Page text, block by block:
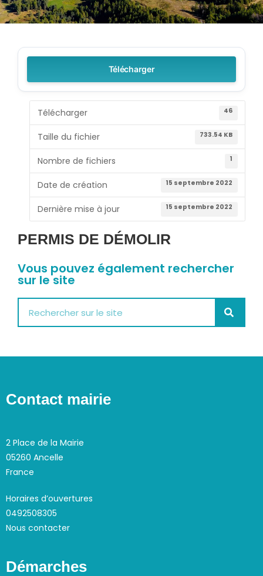
Télécharger
Télécharger 46
Taille du fichier 733.54 KB
Nombre de fichiers 1
Date de création 15 septembre 2022
Dernière mise à jour 15 septembre 2022
PERMIS DE DÉMOLIR
Vous pouvez également rechercher
sur le site
Contact mairie
2 Place de la Mairie
05260 Ancelle
France
Horaires d’ouvertures
0492508305
Nous contacter
Démarches